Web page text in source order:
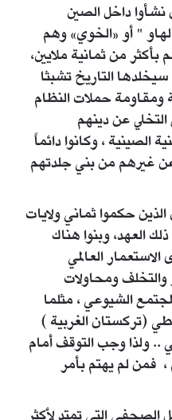
نشأوا داخل الصين
" أو «الخوي» وهم
من ثمانية ملايين،
التاريخ تشبثا
حملات النظام
عن دينهم
الصينية ، وكانوا دائماً
غيرهم من بني جلدتهم
حكموا ثماني ولايات
العهد، وبنوا هناك
العالمي
والتخلف ومحاولات
الشيوعي ، مثلما
(تركستان الغربية )
ولذا وجب التوقف أمام
فمن لم يهتم بأمر